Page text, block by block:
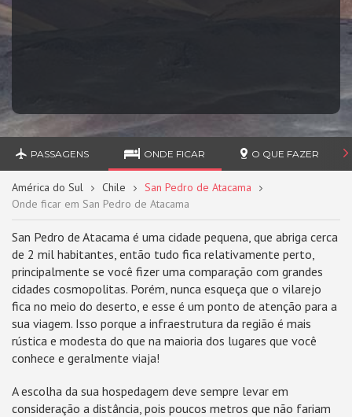
PASSAGENS ONDE FICAR O QUE FAZER
América do Sul Chile
San Pedro de Atacama
Onde ficar em San Pedro de Atacama
San Pedro de Atacama é uma cidade pequena, que abriga cerca
de 2 mil habitantes, então tudo fica relativamente perto,
principalmente se você fizer uma comparação com grandes
cidades cosmopolitas. Porém, nunca esqueça que o vilarejo
fica no meio do deserto, e esse é um ponto de atenção para a
sua viagem. Isso porque a infraestrutura da região é mais
rústica e modesta do que na maioria dos lugares que você
conhece e geralmente viaja!
A escolha da sua hospedagem deve sempre levar em
consideração a distância, pois poucos metros que não fariam